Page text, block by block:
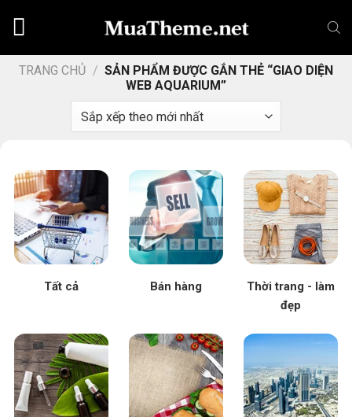
dungTRANG CHỦ / SẢN PHẨM ĐƯỢC GẮN THẺ “GIAO DIỆN
WEB AQUARIUM”
Tất cả Bán hàng
Thời trang - làm
đẹp